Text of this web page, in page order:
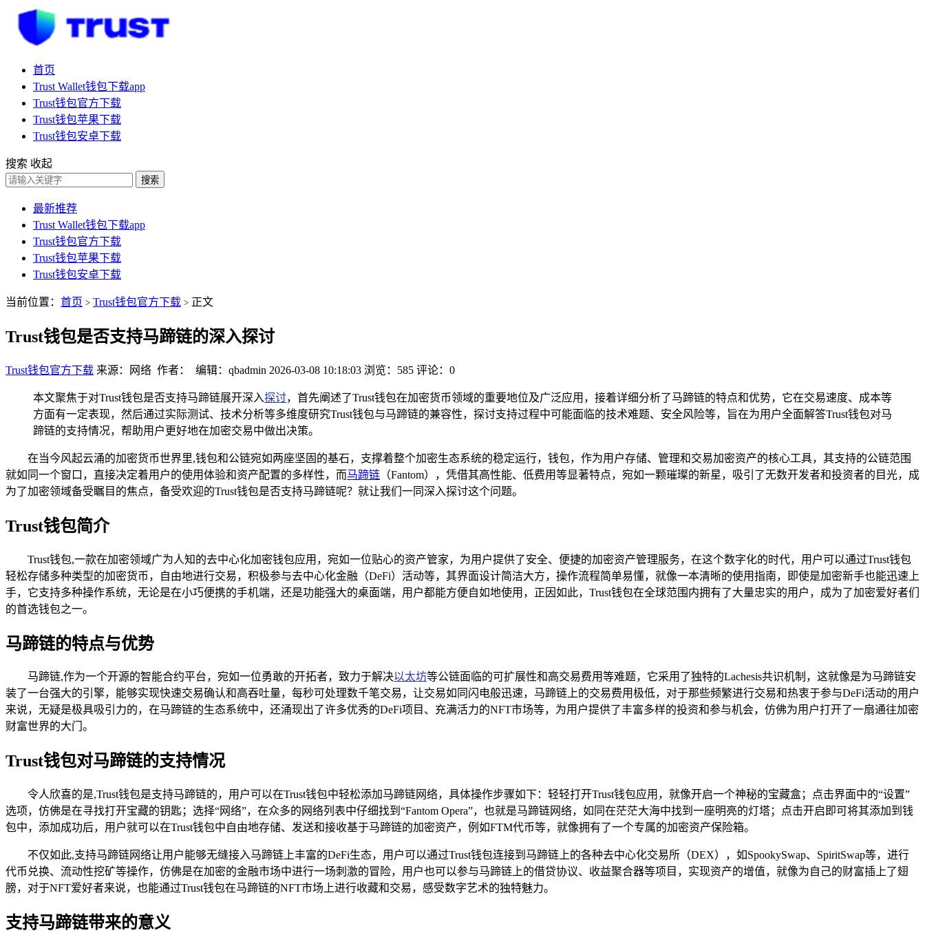
首页
Trust Wallet钱包下载app
Trust钱包官方下载
Trust钱包苹果下载
Trust钱包安卓下载
搜索 收起
搜索
最新推荐
Trust Wallet钱包下载app
Trust钱包官方下载
Trust钱包苹果下载
Trust钱包安卓下载
当前位置： 首页 > Trust钱包官方下载 > 正文
Trust钱包是否支持马蹄链的深入探讨
Trust钱包官方下载 来源：网络 作者： 编辑：qbadmin 2026-03-08 10:18:03 浏览：585 评论：0
本文聚焦于对Trust钱包是否支持马蹄链展开深入探讨，首先阐述了Trust钱包在加密货币领域的重要地位及广泛应用，接着详细分析了马蹄链的特点和优势，它在交易速度、成本等
方面有一定表现，然后通过实际测试、技术分析等多维度研究Trust钱包与马蹄链的兼容性，探讨支持过程中可能面临的技术难题、安全风险等，旨在为用户全面解答Trust钱包对马
蹄链的支持情况，帮助用户更好地在加密交易中做出决策。
在当今风起云涌的加密货币世界里,钱包和公链宛如两座坚固的基石，支撑着整个加密生态系统的稳定运行，钱包，作为用户存储、管理和交易加密资产的核心工具，其支持的公链范围
就如同一个窗口，直接决定着用户的使用体验和资产配置的多样性，而马蹄链 （Fantom），凭借其高性能、低费用等显著特点，宛如一颗璀璨的新星，吸引了无数开发者和投资者的目光，成
为了加密领域备受瞩目的焦点，备受欢迎的Trust钱包是否支持马蹄链呢？就让我们一同深入探讨这个问题。
Trust钱包简介
Trust钱包,一款在加密领域广为人知的去中心化加密钱包应用，宛如一位贴心的资产管家，为用户提供了安全、便捷的加密资产管理服务，在这个数字化的时代，用户可以通过Trust钱包
轻松存储多种类型的加密货币，自由地进行交易，积极参与去中心化金融（DeFi）活动等，其界面设计简洁大方，操作流程简单易懂，就像一本清晰的使用指南，即使是加密新手也能迅速上
手，它支持多种操作系统，无论是在小巧便携的手机端，还是功能强大的桌面端，用户都能方便自如地使用，正因如此，Trust钱包在全球范围内拥有了大量忠实的用户，成为了加密爱好者们
的首选钱包之一。
马蹄链的特点与优势
马蹄链,作为一个开源的智能合约平台，宛如一位勇敢的开拓者，致力于解决以太坊等公链面临的可扩展性和高交易费用等难题，它采用了独特的Lachesis共识机制，这就像是为马蹄链安
装了一台强大的引擎，能够实现快速交易确认和高吞吐量，每秒可处理数千笔交易，让交易如同闪电般迅速，马蹄链上的交易费用极低，对于那些频繁进行交易和热衷于参与DeFi活动的用户
来说，无疑是极具吸引力的，在马蹄链的生态系统中，还涌现出了许多优秀的DeFi项目、充满活力的NFT市场等，为用户提供了丰富多样的投资和参与机会，仿佛为用户打开了一扇通往加密
财富世界的大门。
Trust钱包对马蹄链的支持情况
令人欣喜的是,Trust钱包是支持马蹄链的，用户可以在Trust钱包中轻松添加马蹄链网络，具体操作步骤如下：轻轻打开Trust钱包应用，就像开启一个神秘的宝藏盒；点击界面中的“设置”
选项，仿佛是在寻找打开宝藏的钥匙；选择“网络”，在众多的网络列表中仔细找到“Fantom Opera”，也就是马蹄链网络，如同在茫茫大海中找到一座明亮的灯塔；点击开启即可将其添加到钱
包中，添加成功后，用户就可以在Trust钱包中自由地存储、发送和接收基于马蹄链的加密资产，例如FTM代币等，就像拥有了一个专属的加密资产保险箱。
不仅如此,支持马蹄链网络让用户能够无缝接入马蹄链上丰富的DeFi生态，用户可以通过Trust钱包连接到马蹄链上的各种去中心化交易所（DEX），如SpookySwap、SpiritSwap等，进行
代币兑换、流动性挖矿等操作，仿佛是在加密的金融市场中进行一场刺激的冒险，用户也可以参与马蹄链上的借贷协议、收益聚合器等项目，实现资产的增值，就像为自己的财富插上了翅
膀，对于NFT爱好者来说，也能通过Trust钱包在马蹄链的NFT市场上进行收藏和交易，感受数字艺术的独特魅力。
支持马蹄链带来的意义